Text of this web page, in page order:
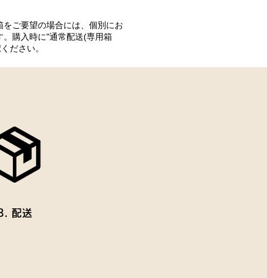
をご要望の場合には、個別にお
。購入時に"通常配送(専用箱
ださい。
配送